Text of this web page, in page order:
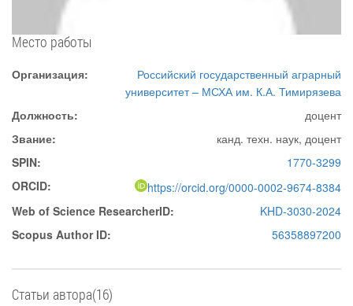
Место работы
Организация:
Российский государственный аграрный
университет – МСХА им. К.А. Тимирязева
Должность:
доцент
Звание:
канд. техн. наук, доцент
SPIN:
1770-3299
ORCID:
https://orcid.org/0000-0002-9674-8384
Web of Science ResearcherID:
KHD-3030-2024
Scopus Author ID:
56358897200
Статьи автора(16)